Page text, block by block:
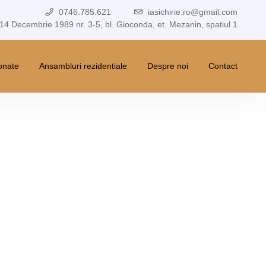
0746.785.621
iasichirie.ro@gmail.com
Decembrie 1989 nr. 3-5, bl. Gioconda, et. Mezanin, spatiul 1
Ansambluri rezidentiale Despre noi Contact